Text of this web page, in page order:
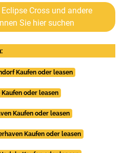
Cross und andere
Sie hier suchen
Kaufen oder leasen
oder leasen
Kaufen oder leasen
Kaufen oder leasen